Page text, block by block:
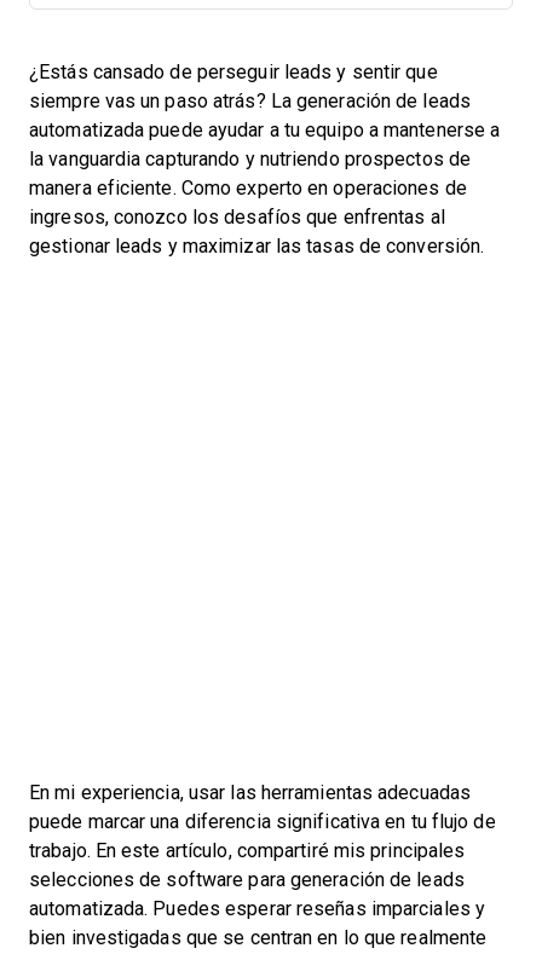
¿Estás cansado de perseguir leads y sentir que
siempre vas un paso atrás? La generación de leads
automatizada puede ayudar a tu equipo a mantenerse a
la vanguardia capturando y nutriendo prospectos de
manera eficiente. Como experto en operaciones de
ingresos, conozco los desafíos que enfrentas al
gestionar leads y maximizar las tasas de conversión.
En mi experiencia, usar las herramientas adecuadas
puede marcar una diferencia significativa en tu flujo de
trabajo. En este artículo, compartiré mis principales
selecciones de software para generación de leads
automatizada. Puedes esperar reseñas imparciales y
bien investigadas que se centran en lo que realmente